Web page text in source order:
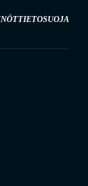
TIETOSUOJA